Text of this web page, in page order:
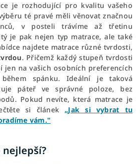
je rozhodující pro kvalitu vašeho
té pravé měli věnovat značnou
v posteli trávíme až třetinu
je pak nejen typ matrace, ale také
najdete matrace různé tvrdosti,
. Přičemž každý stupeň tvrdosti
jen na vašich osobních preferencích
spánku. Ideální je taková
páteř ve správné poloze, bez
Pokud nevíte, která matrace je
si článek„Jak si vybrat tu
vám."
nejlepší?